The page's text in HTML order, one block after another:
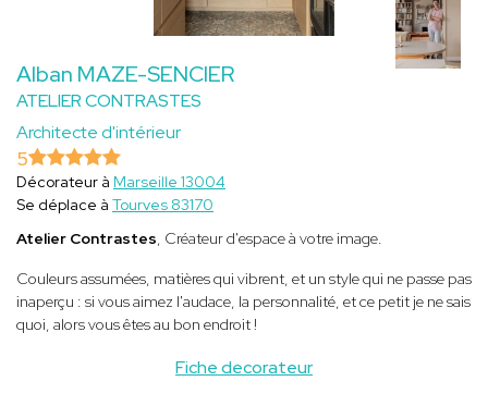
Alban MAZE-SENCIER
ATELIER CONTRASTES
Architecte d'intérieur
Fiche decorateur
5
Décorateur à Marseille 13004
Se déplace à Tourves 83170
Atelier Contrastes , Créateur d'espace à votre image.
Couleurs assumées, matières qui vibrent, et un style qui ne passe pas
inaperçu : si vous aimez l'audace, la personnalité, et ce petit je ne sais
quoi, alors vous êtes au bon endroit !